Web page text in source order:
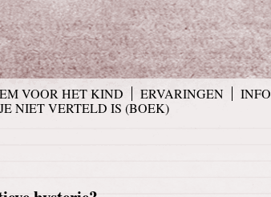
VOOR HET KIND ERVARINGEN
INFO
NIET VERTELD IS (BOEK)